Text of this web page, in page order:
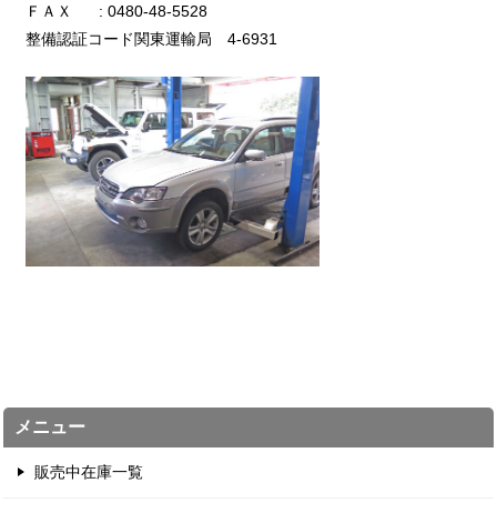
ＦＡＸ : 0480-48-5528
整備認証コード関東運輸局 4-6931
メニュー
販売中在庫一覧